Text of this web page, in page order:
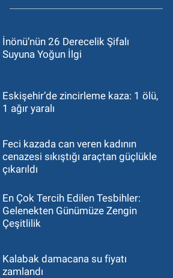
İnönü’nün 26 Derecelik Şifalı
Suyuna Yoğun İlgi
Eskişehir’de zincirleme kaza: 1 ölü,
1 ağır yaralı
Feci kazada can veren kadının
cenazesi sıkıştığı araçtan güçlükle
çıkarıldı
En Çok Tercih Edilen Tesbihler:
Gelenekten Günümüze Zengin
Çeşitlilik
Kalabak damacana su fiyatı
zamlandı